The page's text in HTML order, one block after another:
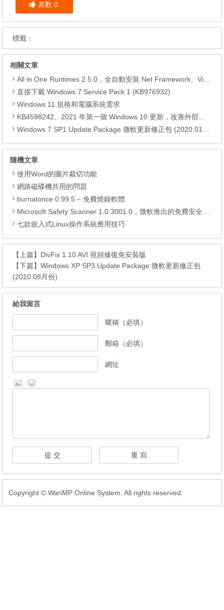
喜歡 0
標籤：
相關文章
All in One Runtimes 2.5.0，全自動安裝.Net Framework、Visual C++、DirectX、Flash Player、JRE
直接下載 Windows 7 Service Pack 1 (KB976932)
Windows 11 規格和電腦系統需求
KB4598242、2021 年第一個 Windows 10 更新，改善外部裝置安全性、解決HTTPS安全漏洞、印表機呼叫(RPC)漏洞
Windows 7 SP1 Update Package 微軟更新修正包 (2020.01月份)
隨機文章
使用Word的圖片裁切功能
網路磁碟機共用的問題
burnatonce 0.99.5 – 免費燒錄軟體
Microsoft Safety Scanner 1.0.3001.0，微軟推出的免費安全掃描工具
七款嵌入式Linux操作系統應用技巧
【上篇】 DivFix 1.10 AVI 視頻修復免安裝版
【下篇】Windows XP SP3 Update Package 微軟更新修正包
(2010.08月份)
給我留言
暱稱（必填）
郵箱（必填）
網址
Copyright © WanMP Online System. All rights reserved.